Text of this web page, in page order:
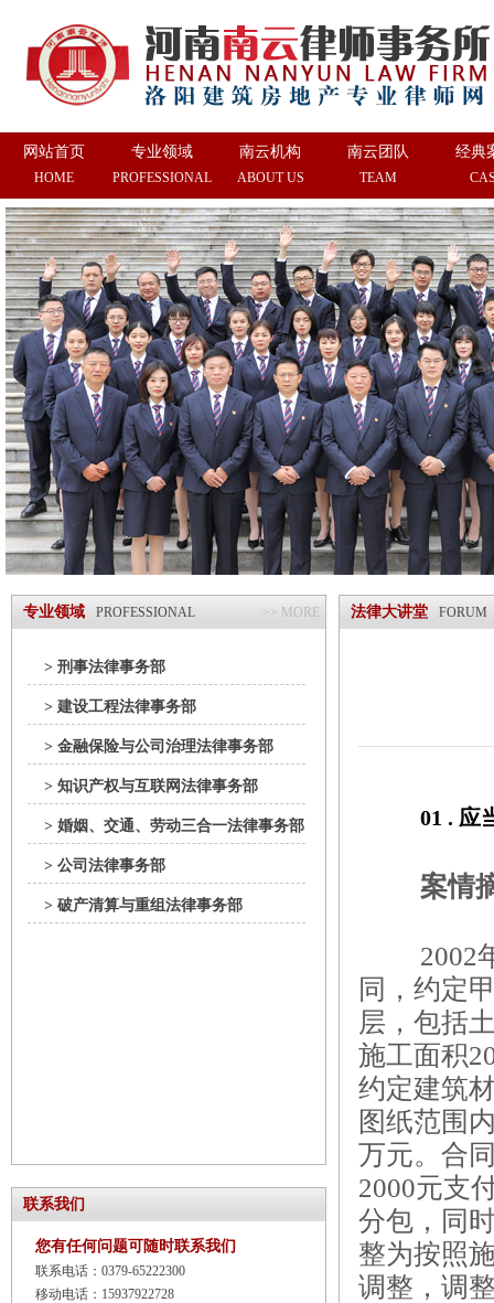
网站首页
HOME
专业领域
PROFESSIONAL
南云机构
ABOUT US
南云团队
TEAM
经典
专业领域 PROFESSIONAL >> MORE
> 刑事法律事务部
> 建设工程法律事务部
> 金融保险与公司治理法律事务部
> 知识产权与互联网法律事务部
> 婚姻、交通、劳动三合一法律事务部
> 公司法律事务部
> 破产清算与重组法律事务部
联系我们
您有任何问题可随时联系我们
联系电话：0379-65222300
移动电话：15937922728
法律大讲堂 FORUM
01 . 应
案情
2002
同，约定
层，包括
施工面积
约定建筑
图纸范围
万元。合
2000元支
分包，同
整为按照
调整，调